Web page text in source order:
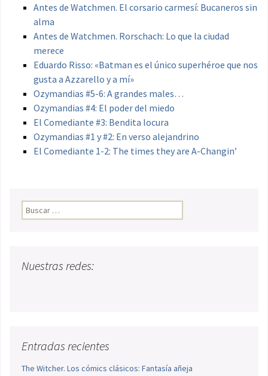
Antes de Watchmen. El corsario carmesí: Bucaneros sin
alma
Antes de Watchmen. Rorschach: Lo que la ciudad
merece
Eduardo Risso: «Batman es el único superhéroe que nos
gusta a Azzarello y a mí»
Ozymandias #5-6: A grandes males…
Ozymandias #4: El poder del miedo
El Comediante #3: Bendita locura
Ozymandias #1 y #2: En verso alejandrino
El Comediante 1-2: The times they are A-Changin’
Buscar:
Nuestras redes:
Entradas recientes
The Witcher. Los cómics clásicos: Fantasía añeja